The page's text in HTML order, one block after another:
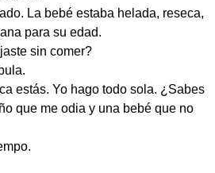
La bebé estaba helada, reseca,
para su edad.
sin comer?
estás. Yo hago todo sola. ¿Sabes
que me odia y una bebé que no